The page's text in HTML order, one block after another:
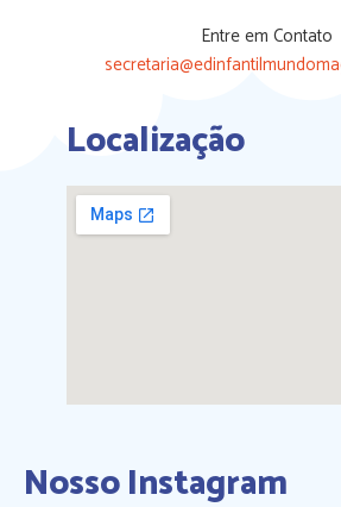
Entre em Contato
Localização
Nosso Instagram